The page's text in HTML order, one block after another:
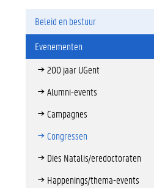
Beleid en bestuur
Evenementen
200 jaar UGent
Alumni-events
Campagnes
Congressen
Dies Natalis/eredoctoraten
Happenings/thema-events